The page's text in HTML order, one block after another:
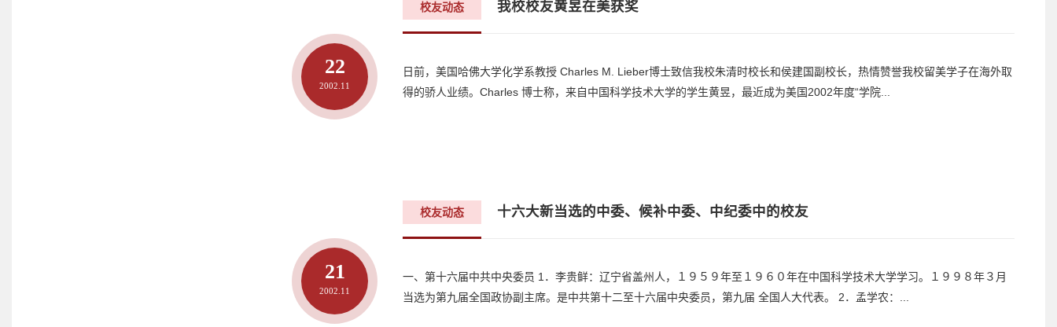
22
2002.11
校友动态 我校校友黄昱在美获奖
日前，美国哈佛大学化学系教授 Charles M. Lieber博士致信我校朱清时校长和侯建国副校长，热情赞誉我校留美学子在海外取
得的骄人业绩。Charles 博士称，来自中国科学技术大学的学生黄昱，最近成为美国2002年度“学院...
21
2002.11
校友动态 十六大新当选的中委、候补中委、中纪委中的校友
一、第十六届中共中央委员 1．李贵鲜：辽宁省盖州人，１９５９年至１９６０年在中国科学技术大学学习。１９９８年３月
当选为第九届全国政协副主席。是中共第十二至十六届中央委员，第九届 全国人大代表。 2．孟学农：...